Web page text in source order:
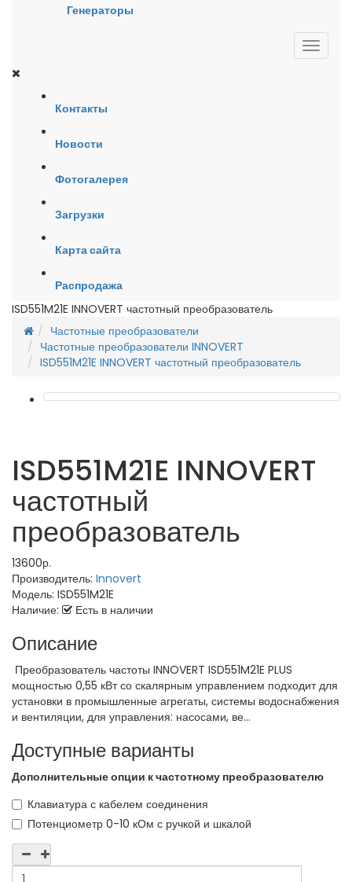
Генераторы
Контакты
Новости
Фотогалерея
Загрузки
Карта сайта
Распродажа
ISD551M21E INNOVERT частотный преобразователь
Частотные преобразователи
Частотные преобразователи INNOVERT
ISD551M21E INNOVERT частотный преобразователь
ISD551M21E INNOVERT
частотный
преобразователь
13600р.
Производитель: Innovert
Модель: ISD551M21E
Наличие:
Есть в наличии
Описание
Преобразователь частоты INNOVERT ISD551M21E PLUS
мощностью 0,55 кВт со скалярным управлением подходит для
установки в промышленные агрегаты, системы водоснабжения
и вентиляции, для управления: насосами, ве...
Доступные варианты
Дополнительные опции к частотному преобразователю
Клавиатура с кабелем соединения
Потенциометр 0-10 кОм с ручкой и шкалой